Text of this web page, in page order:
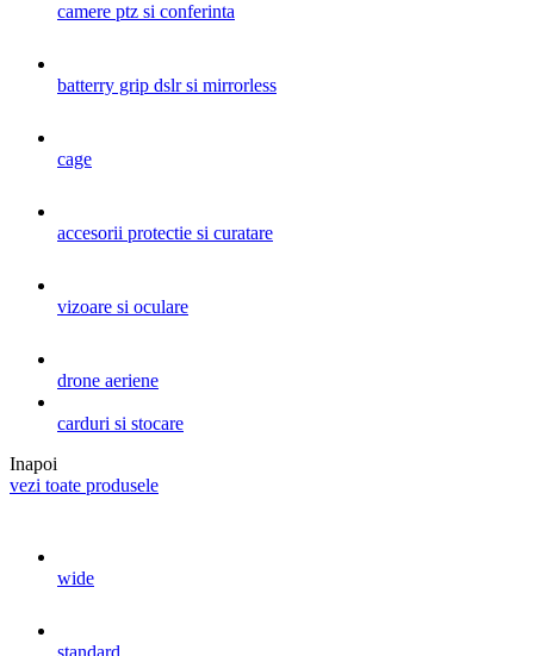
camere ptz si conferinta
batterry grip dslr si mirrorless
cage
accesorii protectie si curatare
vizoare si oculare
drone aeriene
carduri si stocare
Inapoi
vezi toate produsele
wide
standard